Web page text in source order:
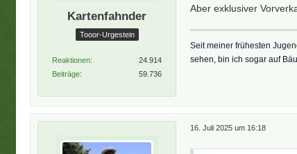
Kartenfahnder
Tooor-Urgestein
Reaktionen
24.914
Beiträge
59.736
Aber exklusiver
Seit meiner frühesten
sehen, bin ich sogar auf
16. Juli 2025 um 16:18